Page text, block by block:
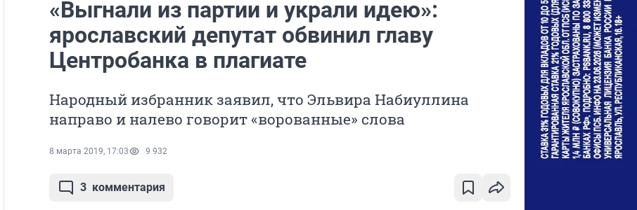
«Выгнали из партии и украли идею»:
ярославский депутат обвинил главу
Центробанка в плагиате
Народный избранник заявил, что Эльвира Набиуллина
направо и налево говорит «ворованные» слова
8 марта 2019, 17:03 9 932
3 комментария